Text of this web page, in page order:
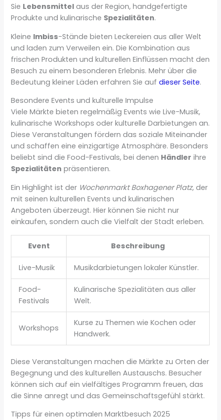
Sie Lebensmittel aus der Region, handgefertigte
Produkte und kulinarische Spezialitäten.
Kleine Imbiss-Stände bieten Leckereien aus aller Welt
und laden zum Verweilen ein. Die Kombination aus
frischen Produkten und kulturellen Einflüssen macht den
Besuch zu einem besonderen Erlebnis. Mehr über die
Bedeutung kleiner Läden erfahren Sie aufdieser Seite.
Besondere Events und kulturelle Impulse
Viele Märkte bieten regelmäßig Events wie Live-Musik,
kulinarische Workshops oder kulturelle Darbietungen an.
Diese Veranstaltungen fördern das soziale Miteinander
und schaffen eine einzigartige Atmosphäre. Besonders
beliebt sind die Food-Festivals, bei denen Händler ihre
Spezialitäten präsentieren.
Ein Highlight ist der Wochenmarkt Boxhagener Platz, der
mit seinen kulturellen Events und kulinarischen
Angeboten überzeugt. Hier können Sie nicht nur
einkaufen, sondern auch die Vielfalt der Stadt erleben.
Event Beschreibung
Live-Musik Musikdarbietungen lokaler Künstler.
Food-
Festivals
Kulinarische Spezialitäten aus aller
Welt.
Workshops
Kurse zu Themen wie Kochen oder
Handwerk.
Diese Veranstaltungen machen die Märkte zu Orten der
Begegnung und des kulturellen Austauschs. Besucher
können sich auf ein vielfältiges Programm freuen, das
die Sinne anregt und das Gemeinschaftsgefühl stärkt.
Tipps für einen optimalen Marktbesuch 2025